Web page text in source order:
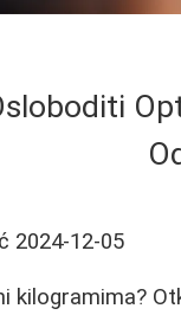
2024-12-05
kilogramima?